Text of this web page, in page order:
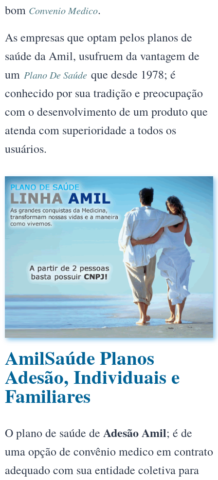
bom Convenio Medico.
As empresas que optam pelos planos de
saúde da Amil, usufruem da vantagem de
um Plano De Saúde que desde 1978; é
conhecido por sua tradição e preocupação
com o desenvolvimento de um produto que
atenda com superioridade a todos os
usuários.
AmilSaúde Planos
Adesão, Individuais e
Familiares
O plano de saúde de Adesão Amil; é de
uma opção de convênio medico em contrato
adequado com sua entidade coletiva para